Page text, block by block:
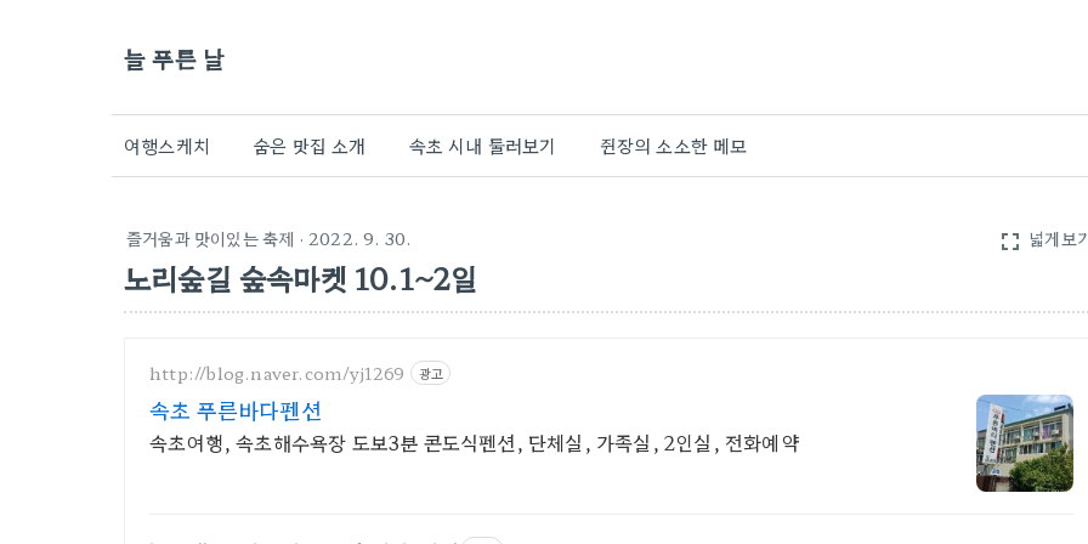
늘 푸른 날
여행스케치 숨은 맛집 소개 속초 시내 둘러보기 쥔장의 소소한 메모
즐거움과 맛이있는 축제 · 2022. 9. 30. fullscreen 넓게보
노리숲길 숲속마켓 10.1~2일
http://blog.naver.com/yj1269 광고
속초 푸른바다펜션
속초여행, 속초해수욕장 도보3분 콘도식펜션, 단체실, 가족실, 2인실, 전화예약